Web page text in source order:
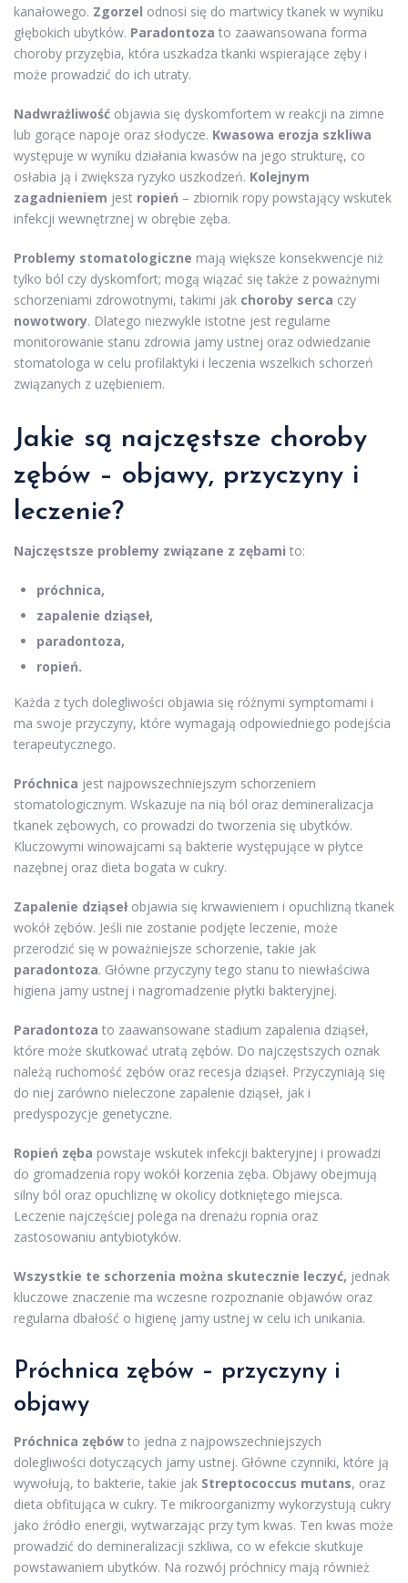
kanałowego. Zgorzel odnosi się do martwicy tkanek w wyniku
głębokich ubytków. Paradontoza to zaawansowana forma
choroby przyzębia, która uszkadza tkanki wspierające zęby i
może prowadzić do ich utraty.
Nadwrażliwość objawia się dyskomfortem w reakcji na zimne
lub gorące napoje oraz słodycze. Kwasowa erozja szkliwa
występuje w wyniku działania kwasów na jego strukturę, co
osłabia ją i zwiększa ryzyko uszkodzeń. Kolejnym
zagadnieniem jest ropień – zbiornik ropy powstający wskutek
infekcji wewnętrznej w obrębie zęba.
Problemy stomatologiczne mają większe konsekwencje niż
tylko ból czy dyskomfort; mogą wiązać się także z poważnymi
schorzeniami zdrowotnymi, takimi jak choroby serca czy
nowotwory. Dlatego niezwykle istotne jest regularne
monitorowanie stanu zdrowia jamy ustnej oraz odwiedzanie
stomatologa w celu profilaktyki i leczenia wszelkich schorzeń
związanych z uzębieniem.
Jakie są najczęstsze choroby
zębów – objawy, przyczyny i
leczenie?
Najczęstsze problemy związane z zębami to:
próchnica,
zapalenie dziąseł,
paradontoza,
ropień.
Każda z tych dolegliwości objawia się różnymi symptomami i
ma swoje przyczyny, które wymagają odpowiedniego podejścia
terapeutycznego.
Próchnica jest najpowszechniejszym schorzeniem
stomatologicznym. Wskazuje na nią ból oraz demineralizacja
tkanek zębowych, co prowadzi do tworzenia się ubytków.
Kluczowymi winowajcami są bakterie występujące w płytce
nazębnej oraz dieta bogata w cukry.
Zapalenie dziąsełobjawia się krwawieniem i opuchlizną tkanek
wokół zębów. Jeśli nie zostanie podjęte leczenie, może
przerodzić się w poważniejsze schorzenie, takie jak
paradontoza. Główne przyczyny tego stanu to niewłaściwa
higiena jamy ustnej i nagromadzenie płytki bakteryjnej.
Paradontoza to zaawansowane stadium zapalenia dziąseł,
które może skutkować utratą zębów. Do najczęstszych oznak
należą ruchomość zębów oraz recesja dziąseł. Przyczyniają się
do niej zarówno nieleczone zapalenie dziąseł, jak i
predyspozycje genetyczne.
Ropień zęba powstaje wskutek infekcji bakteryjnej i prowadzi
do gromadzenia ropy wokół korzenia zęba. Objawy obejmują
silny ból oraz opuchliznę w okolicy dotkniętego miejsca.
Leczenie najczęściej polega na drenażu ropnia oraz
zastosowaniu antybiotyków.
Wszystkie te schorzenia można skutecznie leczyć, jednak
kluczowe znaczenie ma wczesne rozpoznanie objawów oraz
regularna dbałość o higienę jamy ustnej w celu ich unikania.
Próchnica zębów – przyczyny i
objawy
Próchnica zębów to jedna z najpowszechniejszych
dolegliwości dotyczących jamy ustnej. Główne czynniki, które ją
wywołują, to bakterie, takie jak Streptococcus mutans, oraz
dieta obfitująca w cukry. Te mikroorganizmy wykorzystują cukry
jako źródło energii, wytwarzając przy tym kwas. Ten kwas może
prowadzić do demineralizacji szkliwa, co w efekcie skutkuje
powstawaniem ubytków. Na rozwój próchnicy mają również